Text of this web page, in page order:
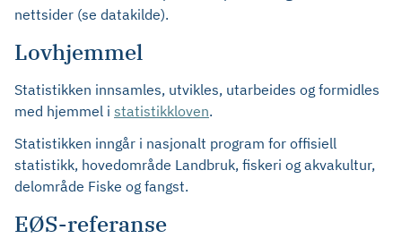
nettsider (se datakilde).
Lovhjemmel
Statistikken innsamles, utvikles, utarbeides og formidles
med hjemmel i statistikkloven.
Statistikken inngår i nasjonalt program for offisiell
statistikk, hovedområde Landbruk, fiskeri og akvakultur,
delområde Fiske og fangst.
EØS-referanse